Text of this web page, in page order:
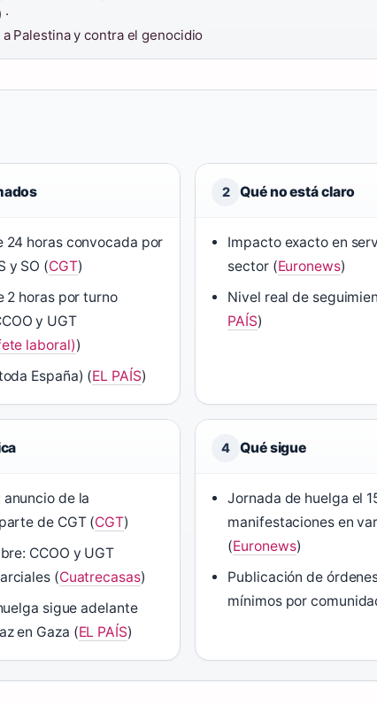
a Palestina y contra el genocidio
24 horas convocada por
y SO (CGT)
2 horas por turno
y UGT
laboral))
España) (EL PAÍS)
2 Qué no está claro
Impacto exacto en
sector (Euronews)
Nivel real de
PAÍS)
de la
de CGT (CGT)
CCOO y UGT
(Cuatrecasas)
sigue adelante
en Gaza (EL PAÍS)
4 Qué sigue
Jornada de huelga el
manifestaciones en
(Euronews)
Publicación de
mínimos por